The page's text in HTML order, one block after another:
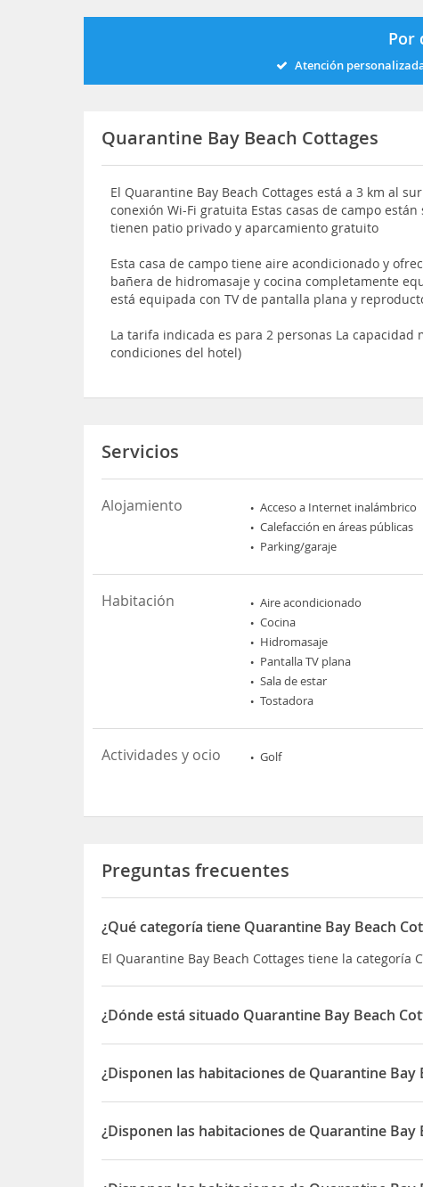
Por
Atención
Quarantine Bay Beach Cottages
El Quarantine Bay Beach Cottages está a 3 km al
conexión Wi-Fi gratuita Estas casas de campo
tienen patio privado y aparcamiento gratuito
Esta casa de campo tiene aire acondicionado y
bañera de hidromasaje y cocina completamente
está equipada con TV de pantalla plana y
La tarifa indicada es para 2 personas La capacidad
condiciones del hotel)
Servicios
Alojamiento Acceso a Internet inalámbrico
Calefacción en áreas públicas
Parking/garaje
Habitación Aire acondicionado
Cocina
Hidromasaje
Pantalla TV plana
Sala de estar
Tostadora
Actividades y ocio Golf
Preguntas frecuentes
¿Qué categoría tiene Quarantine Bay Beach
El Quarantine Bay Beach Cottages tiene la categoría
¿Dónde está situado Quarantine Bay Beach
El Quarantine Bay Beach Cottages está situado en
¿Disponen las habitaciones de Quarantine
Sí, las habitaciones del Quarantine Bay Beach
¿Disponen las habitaciones de Quarantine Bay
Sí, las habitaciones del Quarantine Bay Beach